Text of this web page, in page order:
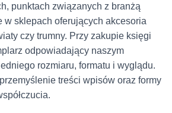
punktach związanych z branżą
w sklepach oferujących akcesoria
czy trumny. Przy zakupie księgi
odpowiadający naszym
rozmiaru, formatu i wyglądu.
treści wpisów oraz formy